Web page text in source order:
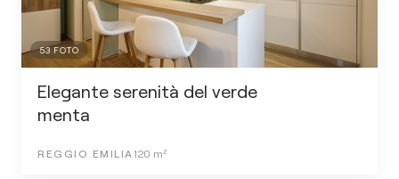
53 FOTO
Elegante serenità del verde
menta
REGGIO EMILIA 120 m²